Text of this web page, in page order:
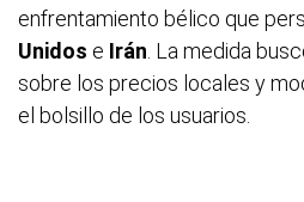
enfrentamiento bélico que
Unidos e Irán . La medida
sobre los precios locales y
el bolsillo de los usuarios.